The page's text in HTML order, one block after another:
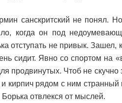
санскритский не понял.
когда он под
отступать не привык.
сидит. Явно со спортом на
продвинутых. Чтоб не
кирпич рядом с ним странный
отвлекся от мыслей.